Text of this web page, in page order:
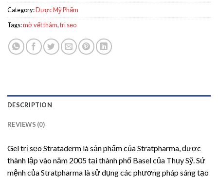
Category:Dược Mỹ Phẩm
Tags:mờ vết thâm,trị sẹo
DESCRIPTION
REVIEWS (0)
Gel trị sẹo Strataderm là sản phẩm của Stratpharma, được
thành lập vào năm 2005 tại thành phố Basel của Thụy Sỹ. Sứ
mệnh của Stratpharma là sử dụng các phương pháp sáng tạo